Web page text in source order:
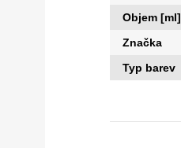
Objem [ml]
Značka
Typ barev